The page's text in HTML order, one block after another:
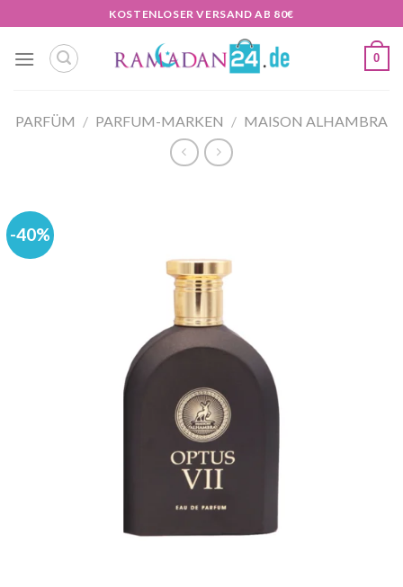
Inhalt
springen
KOSTENLOSER VERSAND AB 80€
0
PARFÜM / PARFUM-MARKEN / MAISON ALHAMBRA
-40%